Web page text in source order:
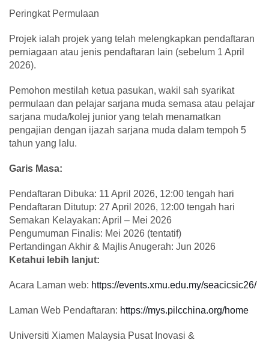
Peringkat Permulaan
Projek ialah projek yang telah melengkapkan pendaftaran
perniagaan atau jenis pendaftaran lain (sebelum 1 April
2026).
Pemohon mestilah ketua pasukan, wakil sah syarikat
permulaan dan pelajar sarjana muda semasa atau pelajar
sarjana muda/kolej junior yang telah menamatkan
pengajian dengan ijazah sarjana muda dalam tempoh 5
tahun yang lalu.
Garis Masa:
Pendaftaran Dibuka: 11 April 2026, 12:00 tengah hari
Pendaftaran Ditutup: 27 April 2026, 12:00 tengah hari
Semakan Kelayakan: April – Mei 2026
Pengumuman Finalis: Mei 2026 (tentatif)
Pertandingan Akhir & Majlis Anugerah: Jun 2026
Ketahui lebih lanjut:
Acara Laman web: https://events.xmu.edu.my/seacicsic26/
Laman Web Pendaftaran: https://mys.pilcchina.org/home
Universiti Xiamen Malaysia Pusat Inovasi &